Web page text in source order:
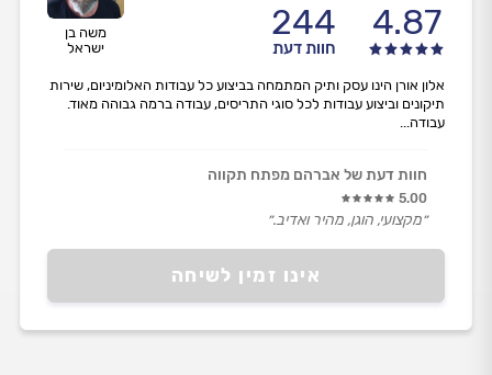
משה בן
ישראל
4.87
244
חוות דעת
אינו זמין לשיחה
אלון אורן הינו עסק ותיק המתמחה בביצוע כל עבודות האלומיניום, שירות
תיקונים וביצוע עבודות לכל סוגי התריסים, עבודה ברמה גבוהה מאוד.
עבודה...
חוות דעת של אברהם מפתח תקווה
5.00
״מקצועי, הוגן, מהיר ואדיב.״